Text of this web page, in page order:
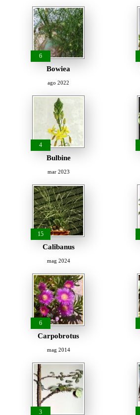
6
Bowiea
ago 2022
4
Bulbine
mar 2023
15
Calibanus
mag 2024
6
Carpobrotus
mag 2014
3